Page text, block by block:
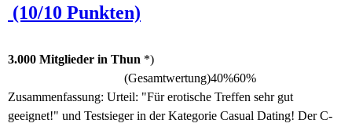
(10/10 Punkten)
3.000 Mitglieder in Thun *)
(Gesamtwertung)40%60%
Zusammenfassung: Urteil: "Für erotische Treffen sehr gut
geeignet!" und Testsieger in der Kategorie Casual Dating! Der C-